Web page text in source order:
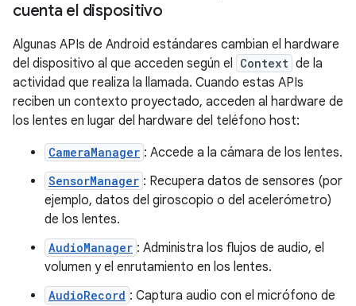
cuenta el dispositivo
Algunas APIs de Android estándares cambian el hardware
del dispositivo al que acceden según el Context de la
actividad que realiza la llamada. Cuando estas APIs
reciben un contexto proyectado, acceden al hardware de
los lentes en lugar del hardware del teléfono host:
CameraManager : Accede a la cámara de los lentes.
SensorManager : Recupera datos de sensores (por
ejemplo, datos del giroscopio o del acelerómetro)
de los lentes.
AudioManager : Administra los flujos de audio, el
volumen y el enrutamiento en los lentes.
AudioRecord : Captura audio con el micrófono de